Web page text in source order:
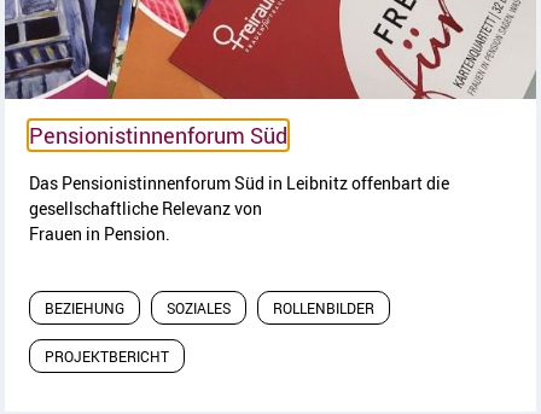
Pensionistinnenforum Süd
Das Pensionistinnenforum Süd in Leibnitz offenbart die
gesellschaftliche Relevanz von
Frauen in Pension.
BEZIEHUNG SOZIALES ROLLENBILDER
PROJEKTBERICHT